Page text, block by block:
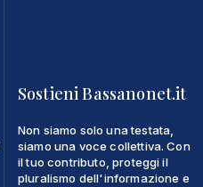
Sostieni Bassanonet.it
Non siamo solo una testata,
siamo una voce collettiva. Con
il tuo contributo, proteggi il
pluralismo dell'informazione e